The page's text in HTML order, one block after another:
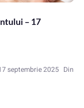
– 17
septembrie 2025 Din